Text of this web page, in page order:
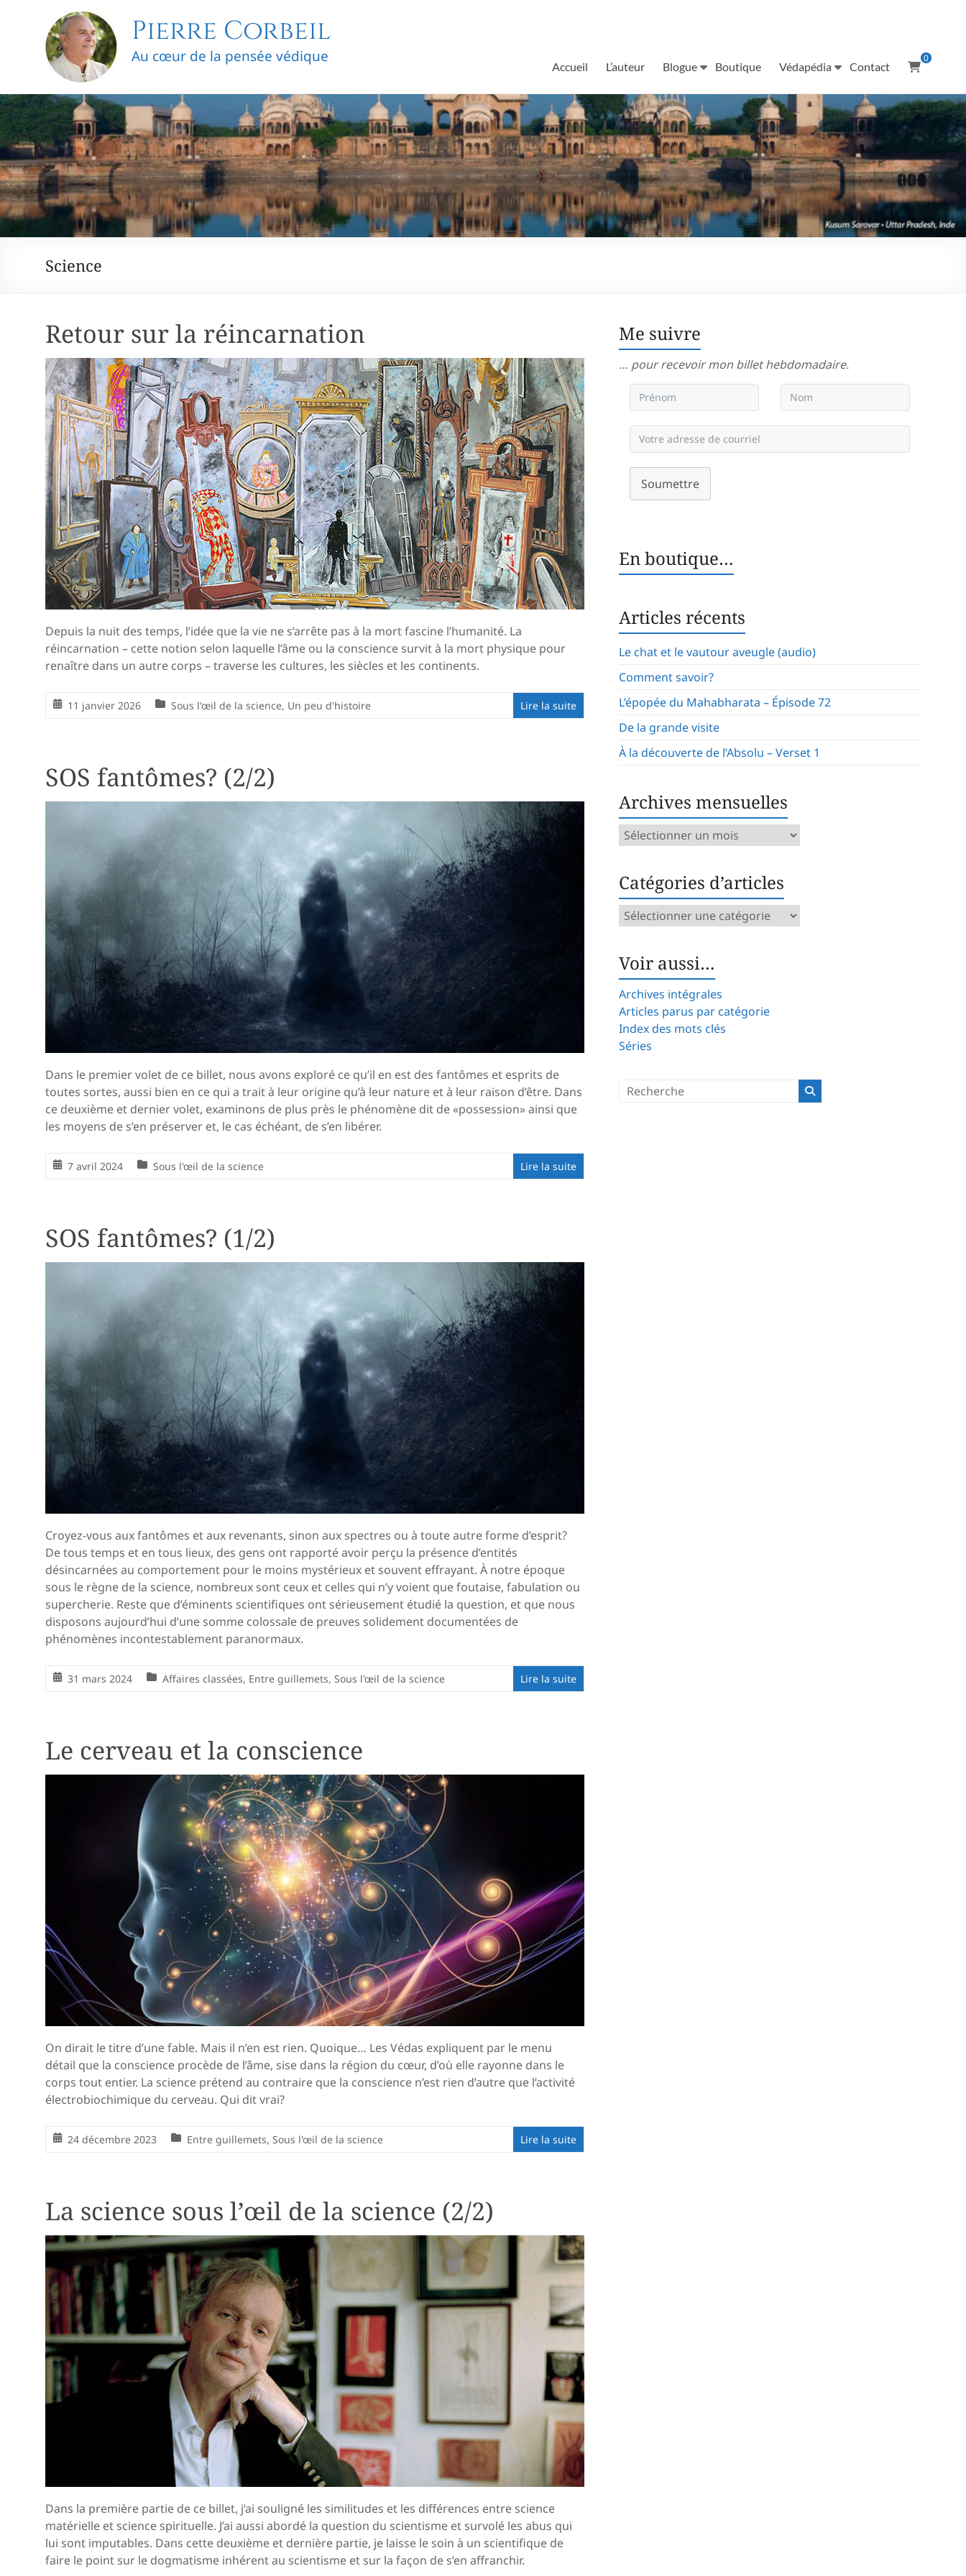
Pierre Corbeil
Au cœur de la pensée védique 0
Accueil L’auteur Blogue Boutique Védapédia Contact
Science
Retour sur la réincarnation
Depuis la nuit des temps, l’idée que la vie ne s’arrête pas à la mort fascine l’humanité. La
réincarnation – cette notion selon laquelle l’âme ou la conscience survit à la mort physique pour
renaître dans un autre corps – traverse les cultures, les siècles et les continents.
11 janvier 2026 Sous l'œil de la science, Un peu d'histoire Lire la suite
SOS fantômes? (2/2)
Dans le premier volet de ce billet, nous avons exploré ce qu’il en est des fantômes et esprits de
toutes sortes, aussi bien en ce qui a trait à leur origine qu’à leur nature et à leur raison d’être. Dans
ce deuxième et dernier volet, examinons de plus près le phénomène dit de «possession» ainsi que
les moyens de s’en préserver et, le cas échéant, de s’en libérer.
7 avril 2024 Sous l'œil de la science Lire la suite
SOS fantômes? (1/2)
Croyez-vous aux fantômes et aux revenants, sinon aux spectres ou à toute autre forme d’esprit?
De tous temps et en tous lieux, des gens ont rapporté avoir perçu la présence d’entités
désincarnées au comportement pour le moins mystérieux et souvent effrayant. À notre époque
sous le règne de la science, nombreux sont ceux et celles qui n’y voient que foutaise, fabulation ou
supercherie. Reste que d’éminents scientifiques ont sérieusement étudié la question, et que nous
disposons aujourd’hui d’une somme colossale de preuves solidement documentées de
phénomènes incontestablement paranormaux.
31 mars 2024 Affaires classées, Entre guillemets, Sous l'œil de la science Lire la suite
Le cerveau et la conscience
On dirait le titre d’une fable. Mais il n’en est rien. Quoique… Les Védas expliquent par le menu
détail que la conscience procède de l’âme, sise dans la région du cœur, d’où elle rayonne dans le
corps tout entier. La science prétend au contraire que la conscience n’est rien d’autre que l’activité
électrobiochimique du cerveau. Qui dit vrai?
24 décembre 2023 Entre guillemets, Sous l'œil de la science Lire la suite
La science sous l’œil de la science (2/2)
Dans la première partie de ce billet, j’ai souligné les similitudes et les différences entre science
matérielle et science spirituelle. J’ai aussi abordé la question du scientisme et survolé les abus qui
lui sont imputables. Dans cette deuxième et dernière partie, je laisse le soin à un scientifique de
faire le point sur le dogmatisme inhérent au scientisme et sur la façon de s’en affranchir.
Me suivre
… pour recevoir mon billet hebdomadaire.
Soumettre
En boutique…
Articles récents
Le chat et le vautour aveugle (audio)
Comment savoir?
L’épopée du Mahabharata – Épisode 72
De la grande visite
À la découverte de l’Absolu – Verset 1
Archives mensuelles
Archives
Catégories d’articles
Catégories
Voir aussi…
Archives intégrales
Articles parus par catégorie
Index des mots clés
Séries